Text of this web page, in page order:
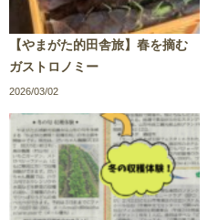
【やまがた的田舎旅】春を摘む
ガストロノミー
2026/03/02